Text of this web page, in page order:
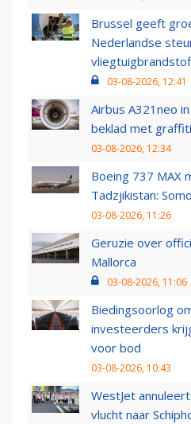
Brussel geeft
Nederlandse
03-08-2026, 12:41
Airbus A321neo
beklad met graffiti
03-08-2026, 12:34
Boeing 737 MAX
Tadzjikistan:
03-08-2026, 11:26
Geruzie over
Mallorca
03-08-2026, 11:06
Biedingsoorlog
investeerders
voor bod
03-08-2026, 10:43
WestJet
vlucht naar